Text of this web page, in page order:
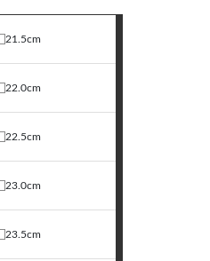
21.5cm
22.0cm
22.5cm
23.0cm
23.5cm